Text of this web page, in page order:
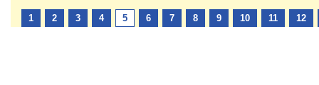
1 2 3 4 5 6 7 8 9 10 11 12